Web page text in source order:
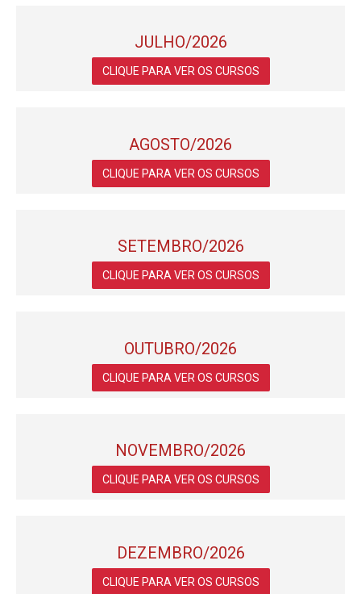
JULHO/2026
CLIQUE PARA VER OS CURSOS
AGOSTO/2026
CLIQUE PARA VER OS CURSOS
SETEMBRO/2026
CLIQUE PARA VER OS CURSOS
OUTUBRO/2026
CLIQUE PARA VER OS CURSOS
NOVEMBRO/2026
CLIQUE PARA VER OS CURSOS
DEZEMBRO/2026
CLIQUE PARA VER OS CURSOS